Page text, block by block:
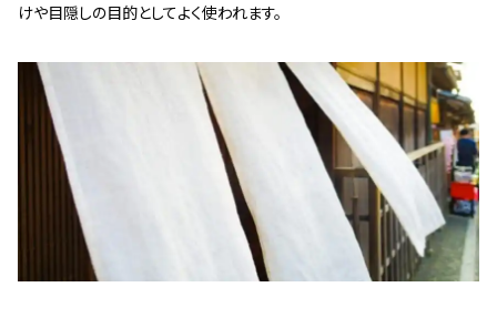
けや目隠しの目的としてよく使われます。